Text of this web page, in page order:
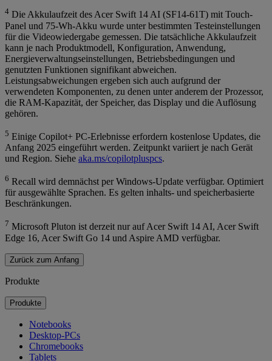
4 Die Akkulaufzeit des Acer Swift 14 AI (SF14-61T) mit Touch-
Panel und 75-Wh-Akku wurde unter bestimmten Testeinstellungen
für die Videowiedergabe gemessen. Die tatsächliche Akkulaufzeit
kann je nach Produktmodell, Konfiguration, Anwendung,
Energieverwaltungseinstellungen, Betriebsbedingungen und
genutzten Funktionen signifikant abweichen.
Leistungsabweichungen ergeben sich auch aufgrund der
verwendeten Komponenten, zu denen unter anderem der Prozessor,
die RAM-Kapazität, der Speicher, das Display und die Auflösung
gehören.
5 Einige Copilot+ PC-Erlebnisse erfordern kostenlose Updates, die
Anfang 2025 eingeführt werden. Zeitpunkt variiert je nach Gerät
und Region. Siehe aka.ms/copilotpluspcs.
6 Recall wird demnächst per Windows-Update verfügbar. Optimiert
für ausgewählte Sprachen. Es gelten inhalts- und speicherbasierte
Beschränkungen.
7 Microsoft Pluton ist derzeit nur auf Acer Swift 14 AI, Acer Swift
Edge 16, Acer Swift Go 14 und Aspire AMD verfügbar.
Zurück zum Anfang
Produkte
Produkte
Notebooks
Desktop-PCs
Chromebooks
Tablets